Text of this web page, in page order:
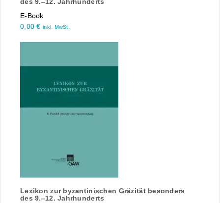
des 9.‒12. Jahrhunderts
E-Book
0,00€ inkl. MwSt.
Lexikon zur byzantinischen Gräzität besonders
des 9.‒12. Jahrhunderts